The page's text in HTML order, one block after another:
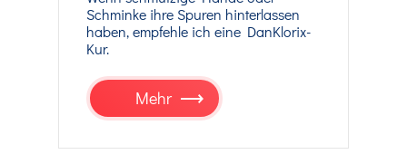
Schminke ihre Spuren hinterlassen
haben, empfehle ich eine DanKlorix-
Kur.
Mehr